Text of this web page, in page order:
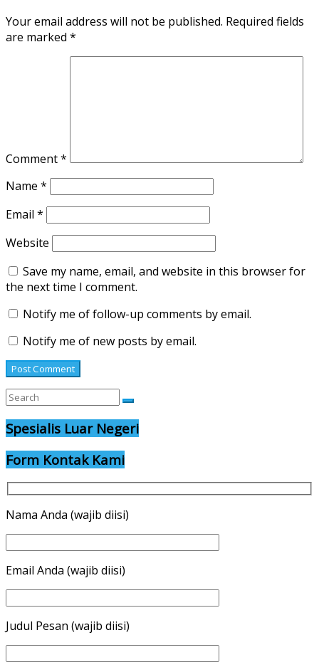
Your email address will not be published. Required fields
are marked *
Comment*
Name *
Email *
Website
Save my name, email, and website in this browser for
the next time I comment.
Notify me of follow-up comments by email.
Notify me of new posts by email.
Spesialis Luar Negeri
Form Kontak Kami
Nama Anda (wajib diisi)
Email Anda (wajib diisi)
Judul Pesan (wajib diisi)